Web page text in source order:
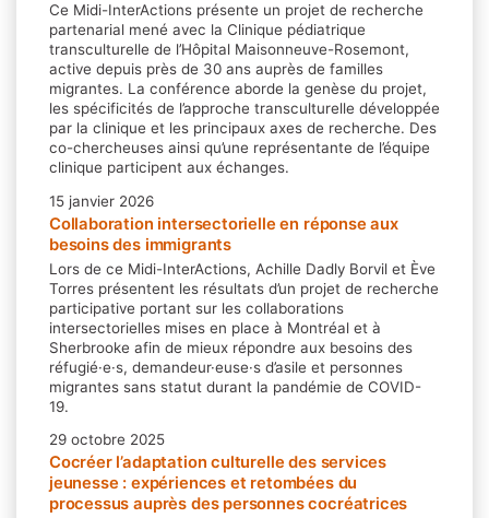
Ce Midi-InterActions présente un projet de recherche
partenarial mené avec la Clinique pédiatrique
transculturelle de l’Hôpital Maisonneuve-Rosemont,
active depuis près de 30 ans auprès de familles
migrantes. La conférence aborde la genèse du projet,
les spécificités de l’approche transculturelle développée
par la clinique et les principaux axes de recherche. Des
co-chercheuses ainsi qu’une représentante de l’équipe
clinique participent aux échanges.
15 janvier 2026
Collaboration intersectorielle en réponse aux
besoins des immigrants
Lors de ce Midi-InterActions, Achille Dadly Borvil et Ève
Torres présentent les résultats d’un projet de recherche
participative portant sur les collaborations
intersectorielles mises en place à Montréal et à
Sherbrooke afin de mieux répondre aux besoins des
réfugié·e·s, demandeur·euse·s d’asile et personnes
migrantes sans statut durant la pandémie de COVID-
19.
29 octobre 2025
Cocréer l’adaptation culturelle des services
jeunesse : expériences et retombées du
processus auprès des personnes cocréatrices